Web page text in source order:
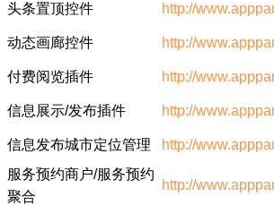
头条置顶控件 http://
动态画廊控件 http://
付费阅览插件 http://
信息展示/发布插件 http://
信息发布城市定位管理
http://
服务预约商户/服务预约
聚合
http://